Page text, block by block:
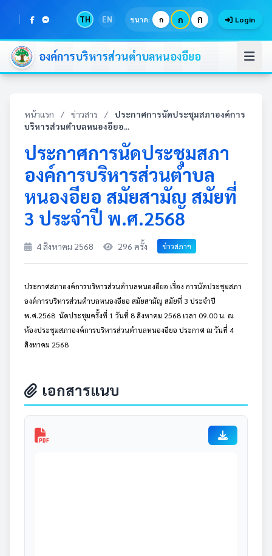
TH EN ขนาด: ก ก ก Login
องค์การบริหารส่วนตำบลหนองอียอ
หน้าแรก / ข่าวสาร /
ประกาศการนัดประชุมสภาองค์การ
บริหารส่วนตำบลหนองอียอ...
ประกาศการนัดประชุมสภา
องค์การบริหารส่วนตำบล
หนองอียอ สมัยสามัญ สมัยที่
3 ประจำปี พ.ศ.2568
4 สิงหาคม 2568 296 ครั้ง ข่าวสภาฯ
ประกาศสภาองค์การบริหารส่วนตำบลหนองอียอ เรื่อง การนัดประชุมสภา
องค์การบริหารส่วนตำบลหนองอียอ สมัยสามัญ สมัยที่ 3 ประจำปี
พ.ศ.2568 นัดประชุมครั้งที่ 1 วันที่ 8 สิงหาคม 2568 เวลา 09.00 น. ณ
ห้องประชุมสภาองค์การบริหารส่วนตำบลหนองอียอ ประกาศ ณ วันที่ 4
สิงหาคม 2568
เอกสารแนบ